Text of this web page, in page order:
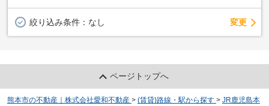
絞り込み条件： なし 変更
ページトップへ
熊本市の不動産｜株式会社愛和不動産 > (賃貸)路線・駅から探す > JR鹿児島本